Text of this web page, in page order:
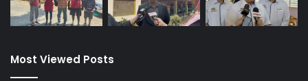
Most Viewed Posts